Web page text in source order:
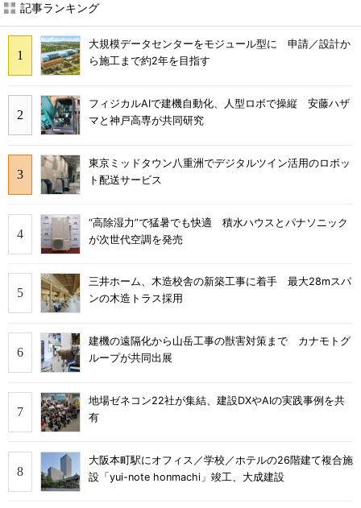
記事ランキング
大規模データセンターをモジュール型に 申請／設計か
ら施工まで約2年を目指す
フィジカルAIで建機自動化、人型ロボで操縦 安藤ハザ
マと神戸高専が共同研究
東京ミッドタウン八重洲でデジタルツイン活用のロボッ
ト配送サービス
“高除湿力”で猛暑でも快適 積水ハウスとパナソニック
が次世代空調を発売
三井ホーム、木造校舎の新築工事に着手 最大28mスパ
ンの木造トラス採用
建機の遠隔化から山岳工事の獣害対策まで カナモトグ
ループが共同出展
地場ゼネコン22社が集結、建設DXやAIの実践事例を共
有
大阪本町駅にオフィス／学校／ホテルの26階建て複合施
設「yui-note honmachi」竣工、大成建設